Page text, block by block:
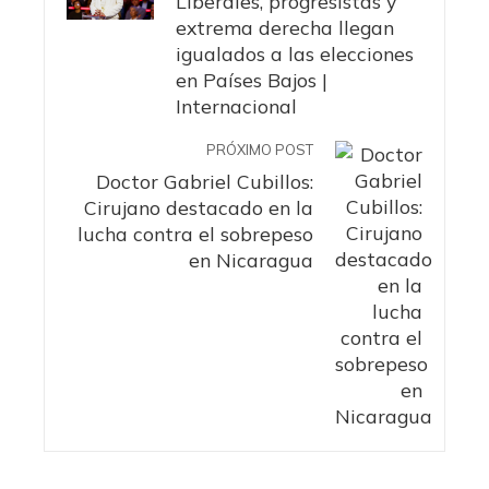
extrema derecha llegan
igualados a las elecciones
en Países Bajos |
Internacional
PRÓXIMO POST
Doctor Gabriel Cubillos:
Cirujano destacado en la
lucha contra el sobrepeso
en Nicaragua